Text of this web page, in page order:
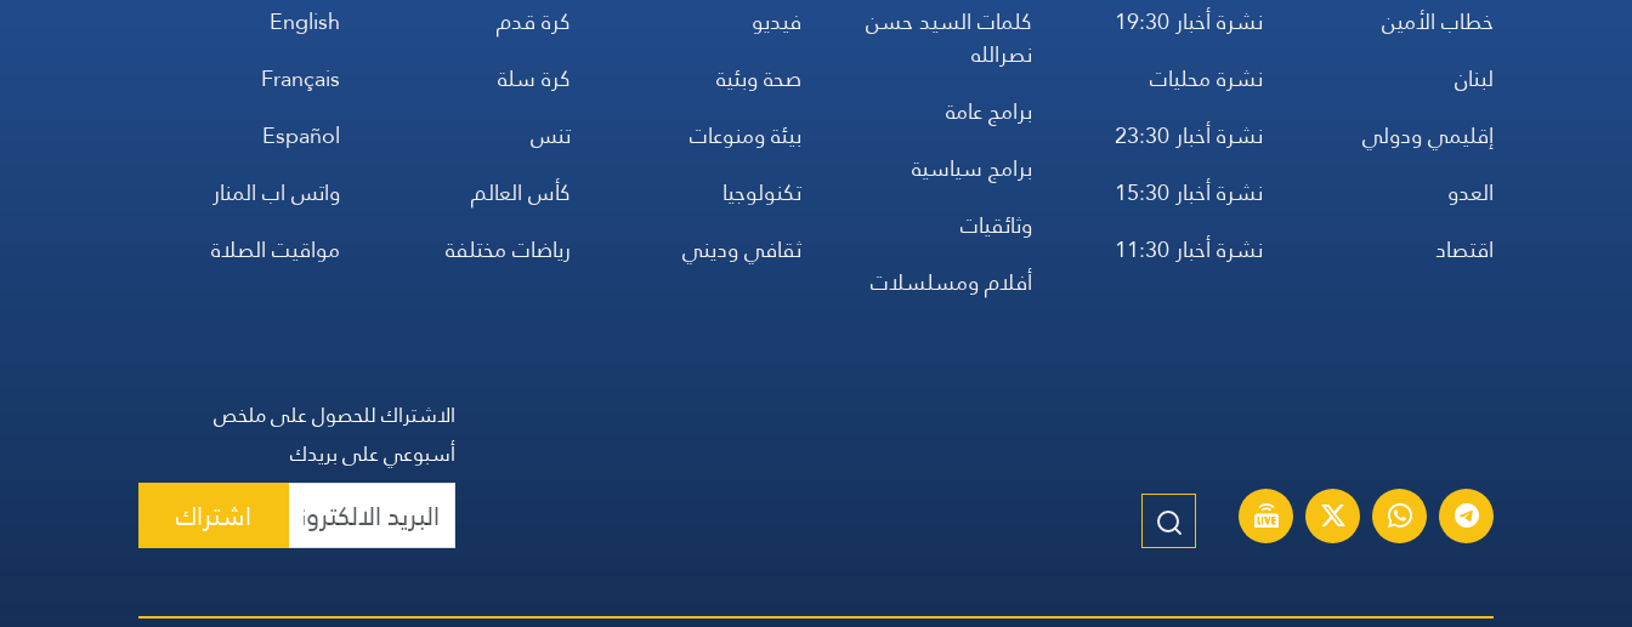
خطاب الأمين
لبنان
إقليمي ودولي
العدو
اقتصاد
نشرة أخبار 19:30
نشرة محليات
نشرة أخبار 23:30
نشرة أخبار 15:30
نشرة أخبار 11:30
كلمات السيد حسن
نصرالله
برامج عامة
برامج سياسية
وثائقيات
أفلام ومسلسلات
فيديو
صحة وبئية
بيئة ومنوعات
تكنولوجيا
ثقافي وديني
كرة قدم
كرة سلة
تنس
كأس العالم
رياضات مختلفة
English
Français
Español
واتس اب المنار
مواقيت الصلاة
الاشتراك للحصول على ملخص
أسبوعي على بريدك
اشتراك